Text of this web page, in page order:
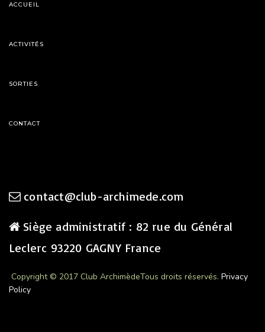
ACCUEIL
ACTIVITÉS
SORTIES
CONTACT
contact@club-archimede.com
Siège administratif : 82 rue du Général
Leclerc 93220 GAGNY France
Copyright © 2017 Club ArchimèdeTous droits réservés. Privacy
Policy